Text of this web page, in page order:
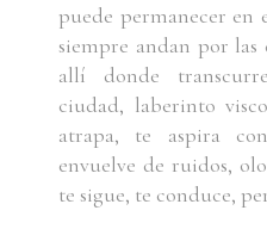
puede permanecer en
siempre andan por las
allí donde
ciudad, laberinto
atrapa, te aspira
envuelve de ruidos,
te sigue, te conduce,